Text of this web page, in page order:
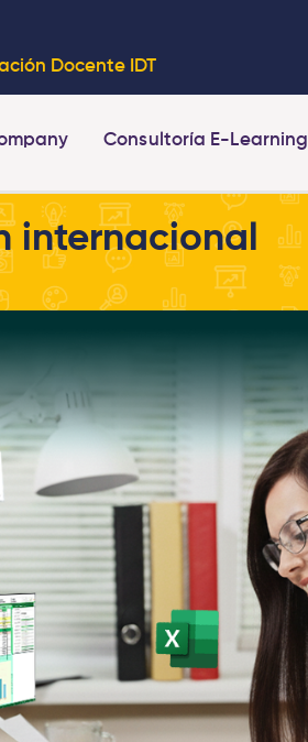
Docente IDT
Consultoría E-Learning
internacional